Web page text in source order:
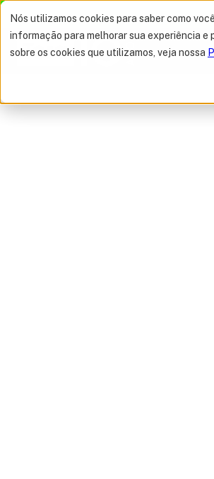
Nós utilizamos cookies para saber como
informação para melhorar sua experiência
sobre os cookies que utilizamos, veja nossa